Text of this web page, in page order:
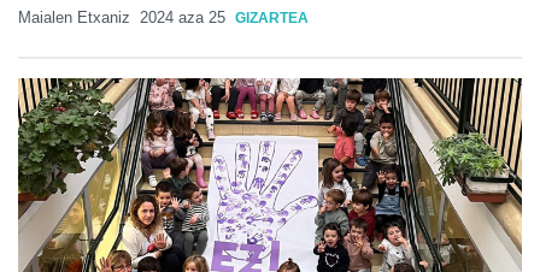
Maialen Etxaniz 2024 aza 25 GIZARTEA